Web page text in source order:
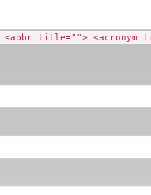
title=""> <acronym